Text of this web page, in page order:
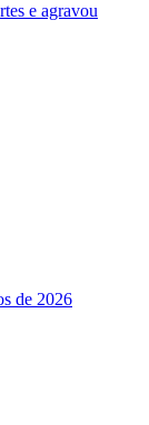
e agravou
de 2026